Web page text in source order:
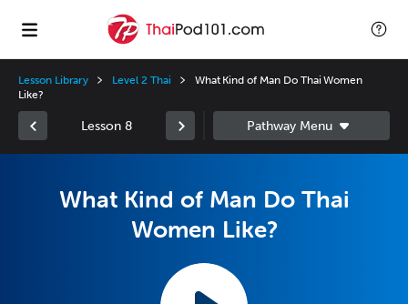
Lesson Library Level 2 Thai
What Kind of Man Do Thai Women
Like?
Lesson 8
What Kind of Man Do Thai
Women Like?